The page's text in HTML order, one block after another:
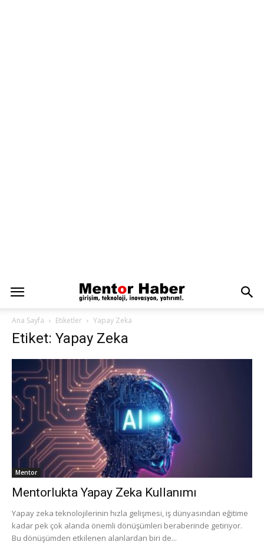
Ana Sayfa Etiketler Yapay Zeka
Etiket: Yapay Zeka
Mentor
Mentorlukta Yapay Zeka Kullanımı
Yapay zeka teknolojilerinin hızla gelişmesi, iş dünyasından eğitime
kadar pek çok alanda önemli dönüşümleri beraberinde getiriyor.
Bu dönüşümden etkilenen alanlardan biri de...